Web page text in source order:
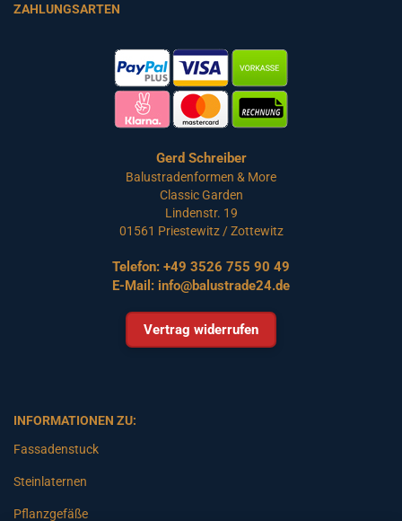
ZAHLUNGSARTEN
Gerd Schreiber
Balustradenformen & More
Classic Garden
Lindenstr. 19
01561 Priestewitz / Zottewitz
Telefon: +49 3526 755 90 49
E-Mail: info@balustrade24.de
Vertrag widerrufen
INFORMATIONEN ZU:
Fassadenstuck
Steinlaternen
Pflanzgefäße